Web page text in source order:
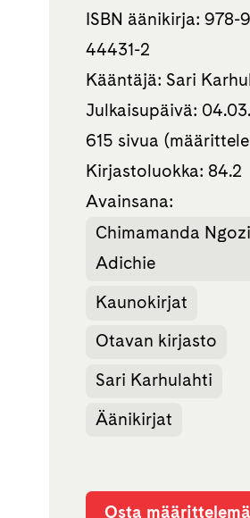
ISBN äänikirja: 978-
44431-2
Kääntäjä: Sari
Julkaisupäivä:
615 sivua
Kirjastoluokka: 84.2
Avainsana:
Chimamanda Ngozi
Adichie
Kaunokirjat
Otavan kirjasto
Sari Karhulahti
Äänikirjat
Osta